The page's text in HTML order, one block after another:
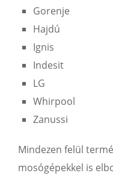
Gorenje
Hajdú
Ignis
Indesit
LG
Whirpool
Zanussi
Mindezen felül
mosógépekkel is